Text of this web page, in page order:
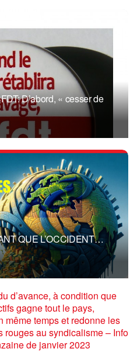
D’abord, « cesser de
QUE L’OCCIDENT…
d’avance, à condition que
gagne tout le pays,
même temps et redonne les
rouges au syndicalisme – Info
de janvier 2023